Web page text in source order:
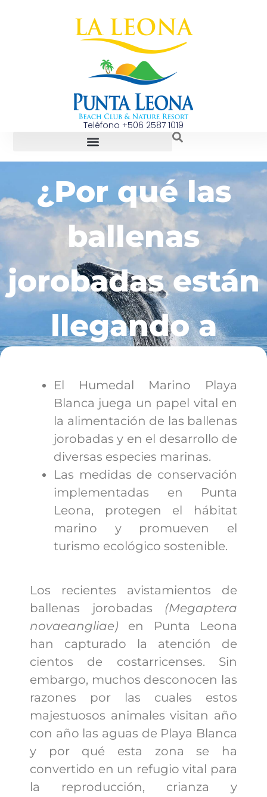
Teléfono +506 2587 1019
¿Por qué las
ballenas
jorobadas están
llegando a
Punta Leona?
El Humedal Marino Playa
Blanca juega un papel vital en
la alimentación de las ballenas
jorobadas y en el desarrollo de
diversas especies marinas.
Las medidas de conservación
implementadas en Punta
Leona, protegen el hábitat
marino y promueven el
turismo ecológico sostenible.
Los recientes avistamientos de
ballenas jorobadas (Megaptera
novaeangliae) en Punta Leona
han capturado la atención de
cientos de costarricenses. Sin
embargo, muchos desconocen las
razones por las cuales estos
majestuosos animales visitan año
con año las aguas de Playa Blanca
y por qué esta zona se ha
convertido en un refugio vital para
la reproducción, crianza y